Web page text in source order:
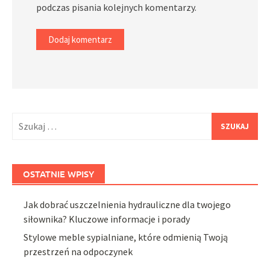
podczas pisania kolejnych komentarzy.
OSTATNIE WPISY
Jak dobrać uszczelnienia hydrauliczne dla twojego
siłownika? Kluczowe informacje i porady
Stylowe meble sypialniane, które odmienią Twoją
przestrzeń na odpoczynek